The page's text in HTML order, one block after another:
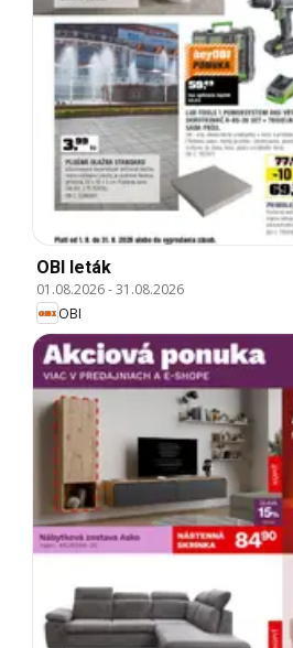
OBI leták
01.08.2026-31.08.2026
OBI